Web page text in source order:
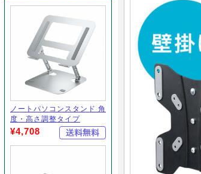
ノートパソコンスタンド 角
度・高さ調整タイプ
¥4,708